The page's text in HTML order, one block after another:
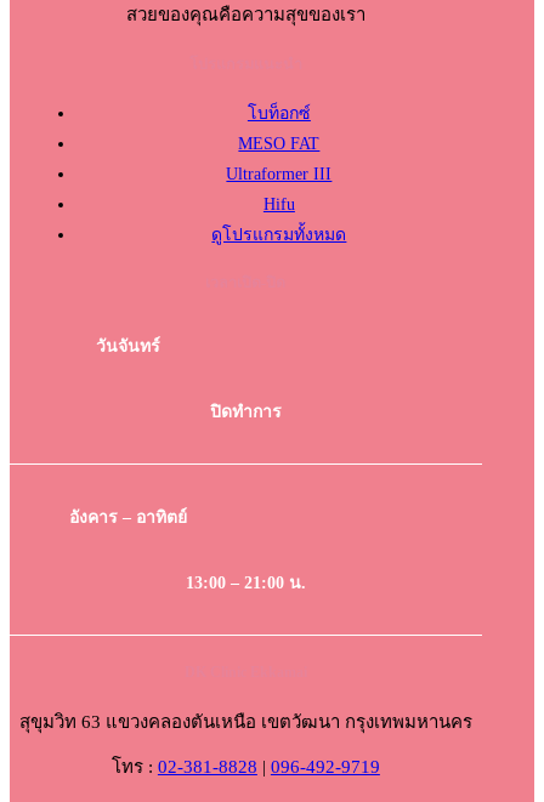
สวยของคุณคือความสุขของเรา
โบท็อกซ์
MESO FAT
Ultraformer III
Hifu
ดูโปรแกรมทั้งหมด
วันจันทร์
ปิดทำการ
อังคาร – อาทิตย์
13:00 – 21:00 น.
สุขุมวิท 63 แขวงคลองตันเหนือ เขตวัฒนา กรุงเทพมหานคร
โทร : 02-381-8828 | 096-492-9719